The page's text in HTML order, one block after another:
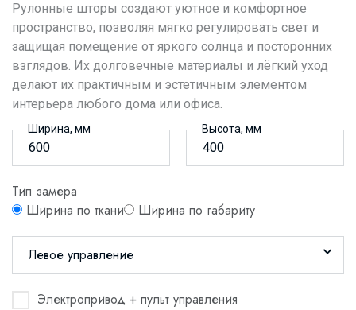
Рулонные шторы создают уютное и комфортное
пространство, позволяя мягко регулировать свет и
защищая помещение от яркого солнца и посторонних
взглядов. Их долговечные материалы и лёгкий уход
делают их практичным и эстетичным элементом
интерьера любого дома или офиса.
Ширина, мм Высота, мм
Тип замера
Ширина по ткани
Ширина по габариту
Левое управление
Электропривод + пульт управления